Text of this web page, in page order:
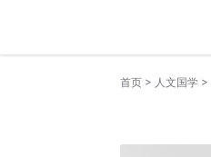
首页 > 人文国学 >